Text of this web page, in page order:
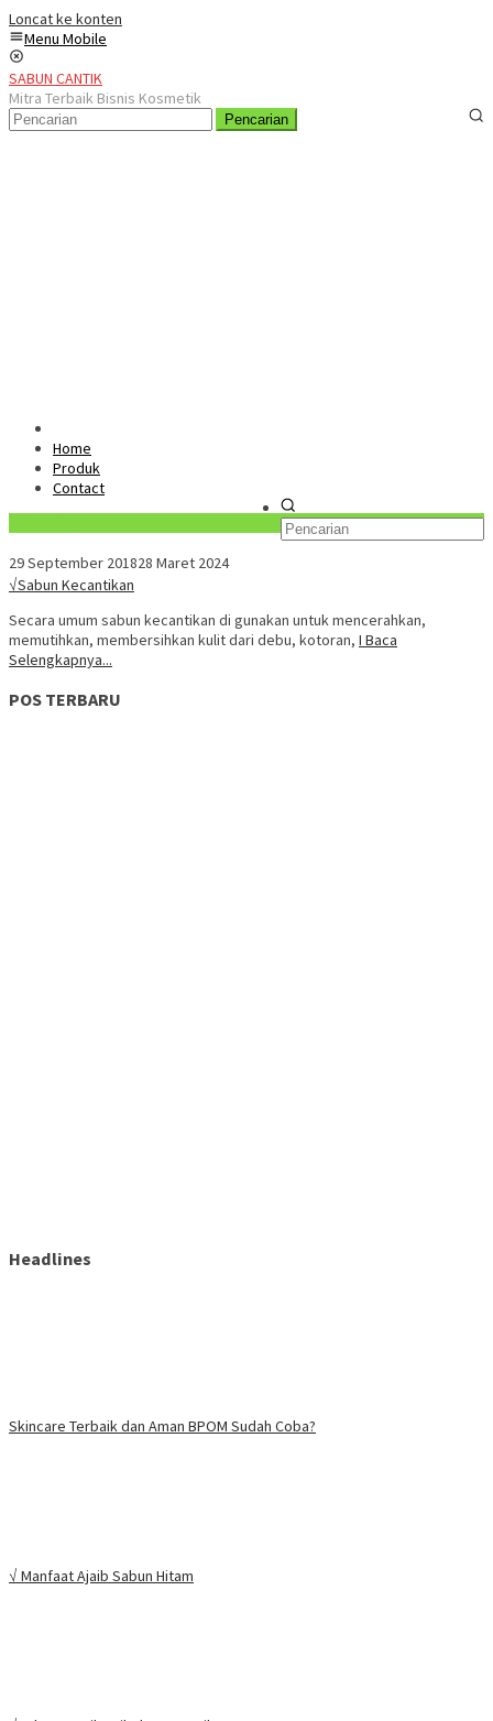
Loncat ke konten
Menu Mobile
SABUN CANTIK
Mitra Terbaik Bisnis Kosmetik
Pencarian
Home
Produk
Contact
29 September 201828 Maret 2024
√Sabun Kecantikan
Secara umum sabun kecantikan di gunakan untuk mencerahkan,
memutihkan, membersihkan kulit dari debu, kotoran, I Baca
Selengkapnya...
POS TERBARU
Headlines
Skincare Terbaik dan Aman BPOM Sudah Coba?
√ Manfaat Ajaib Sabun Hitam